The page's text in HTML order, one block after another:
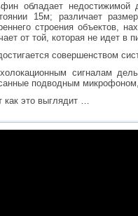
обладает недостижимой
15м; различает
строения объектов,
от той, которая не идет в
совершенством
сигналам
подводным
как это выглядит …